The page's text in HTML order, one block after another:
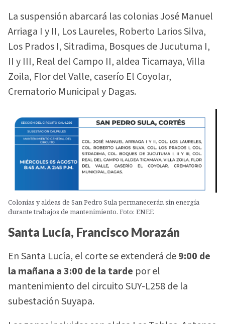
La suspensión abarcará las colonias José Manuel
Arriaga I y II, Los Laureles, Roberto Larios Silva,
Los Prados I, Sitradima, Bosques de Jucutuma I,
II y III, Real del Campo II, aldea Ticamaya, Villa
Zoila, Flor del Valle, caserío El Coyolar,
Crematorio Municipal y Dagas.
Colonias y aldeas de San Pedro Sula permanecerán sin energía
durante trabajos de mantenimiento. Foto: ENEE
Santa Lucía, Francisco Morazán
En Santa Lucía, el corte se extenderá de9:00 de
la mañana a 3:00 de la tarde por el
mantenimiento del circuito SUY-L258 de la
subestación Suyapa.